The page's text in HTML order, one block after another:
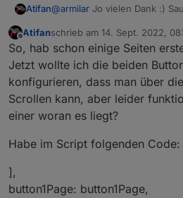
Atifan@armilar Jo vielen Dank :)
Level des Smarthome
Offline
Atifanschrieb am 14. Sept. 2022,
zuletzt editiert von
So, hab schon einige Seiten
Jetzt wollte ich die beiden
konfigurieren, dass man über
Scrollen kann, aber leider
einer woran es liegt?
Habe im Script folgenden Code:
],
button1Page: button1Page,